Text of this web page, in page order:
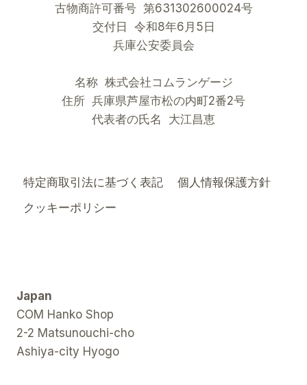
ー
と
の
精
神
世
を
か
古物商許可番号 第631302600024号
交付日 令和8年6月5日
兵庫公安委員会
名称 株式会社コムランゲージ
住所 兵庫県芦屋市松の内町2番2号
代表者の氏名 大江昌恵
特定商取引法に基づく表記
個人情報保護方針
クッキーポリシー
Japan
COM Hanko Shop
2-2 Matsunouchi-cho
Ashiya-city Hyogo